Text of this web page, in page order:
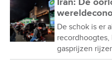
De schok is er
gasprijzen